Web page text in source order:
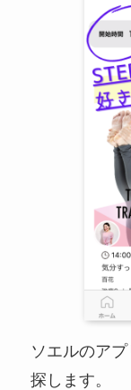
ソエルのア
探します。